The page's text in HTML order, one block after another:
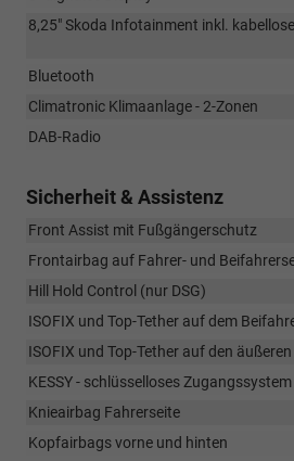
8,25" Skoda Infotainment inkl.
Bluetooth
Climatronic Klimaanlage - 2-Zonen
DAB-Radio
Sicherheit & Assistenz
Front Assist mit Fußgängerschutz
Frontairbag auf Fahrer- und
Hill Hold Control (nur DSG)
ISOFIX und Top-Tether auf dem
ISOFIX und Top-Tether auf den
KESSY - schlüsselloses Zugangssystem
Knieairbag Fahrerseite
Kopfairbags vorne und hinten